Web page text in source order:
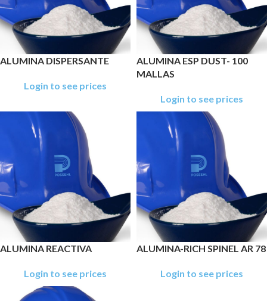
ALUMINA DISPERSANTE
Login to see prices
ALUMINA ESP DUST- 100
MALLAS
Login to see prices
ALUMINA REACTIVA
Login to see prices
ALUMINA-RICH SPINEL AR 78
Login to see prices